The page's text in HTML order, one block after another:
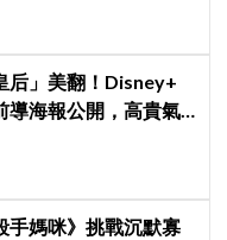
后」美翻！Disney+
導海報公開，高貴氣
手媽咪》挑戰沉默寡